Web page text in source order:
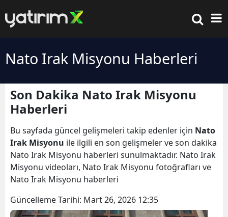
Nato Irak Misyonu Haberleri
Son Dakika Nato Irak Misyonu
Haberleri
Bu sayfada güncel gelişmeleri takip edenler için Nato
Irak Misyonu ile ilgili en son gelişmeler ve son dakika
Nato Irak Misyonu haberleri sunulmaktadır. Nato Irak
Misyonu videoları, Nato Irak Misyonu fotoğrafları ve
Nato Irak Misyonu haberleri
Güncelleme Tarihi: Mart 26, 2026 12:35